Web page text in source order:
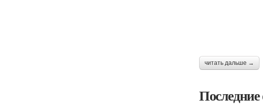
читать дальше →
Последние